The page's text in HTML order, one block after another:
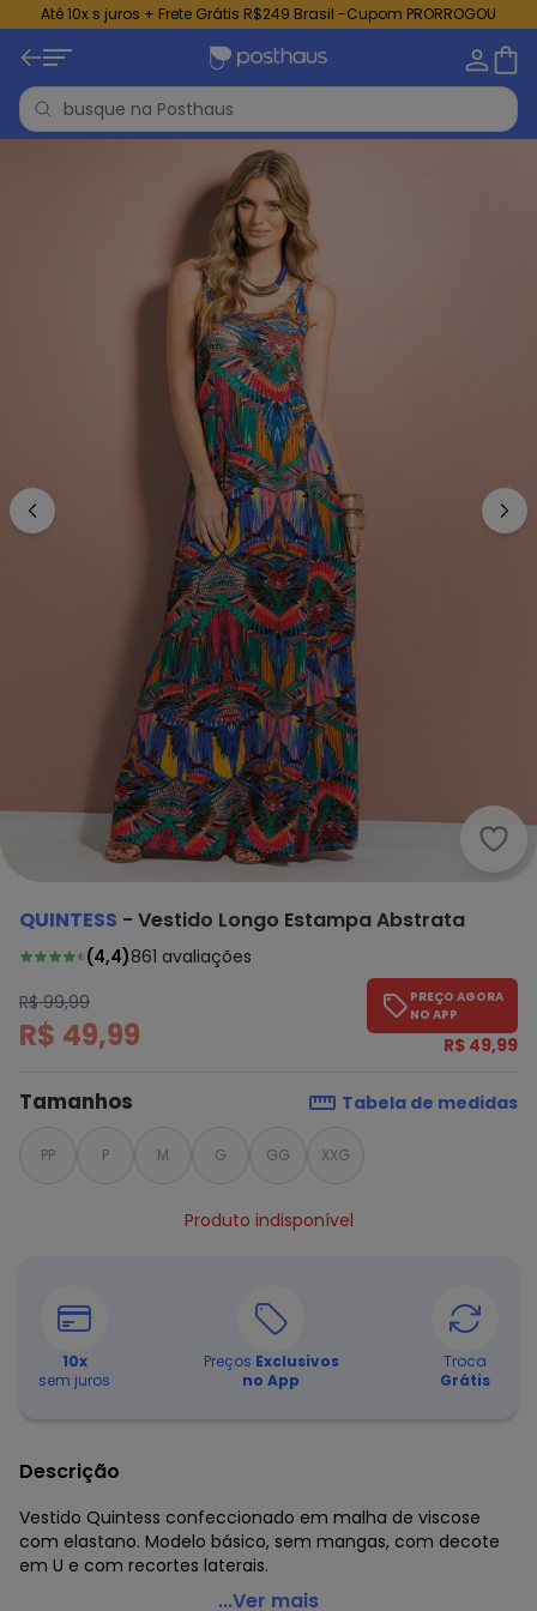
Até 10x s juros + Frete Grátis R$249 Brasil -Cupom PRORROGOU
QUINTESS - Vestido Longo Estampa Abstrata
(4,4)861 avaliações
R$ 99,99
R$ 49,99
PREÇO AGORA
NO APP
R$ 49,99
Tamanhos Tabela de medidas
PP P M G GG XXG
Produto indisponível
10x
sem juros
Preços Exclusivos
no App
Troca
Grátis
Descrição
Vestido Quintess confeccionado em malha de viscose
com elastano. Modelo básico, sem mangas, com decote
em U e com recortes laterais.
Quintess - Vestido Longo Estampa Abstrata
...Ver mais